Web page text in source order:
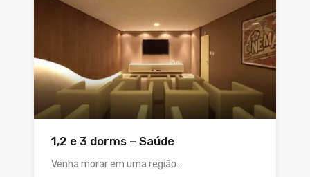
1,2 e 3 dorms – Saúde
Venha morar em uma região…